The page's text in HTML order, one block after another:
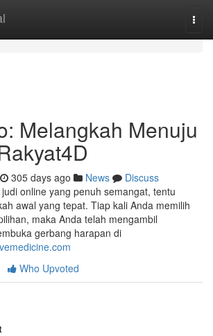
Melangkah Menuju
305 days ago News
Discuss
online yang penuh semangat, tentu
awal yang tepat. Tiap kali Anda memilih
maka Anda telah mengambil
gerbang harapan di
Who Upvoted